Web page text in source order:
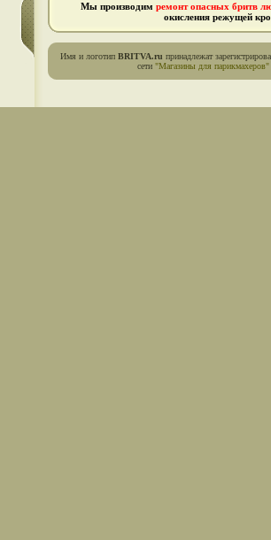
Мы производим ремонт опасных бритв
окисления режущей
Имя и логотип BRITVA.ru принадлежат
сети "Магазины для парикмахеров"